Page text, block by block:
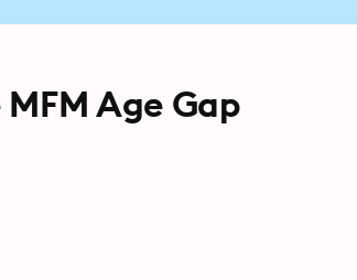
Age Gap